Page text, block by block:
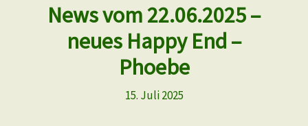
News vom 22.06.2025 –
neues Happy End –
Phoebe
15. Juli 2025